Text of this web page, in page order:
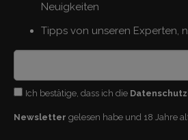
Neuigkeiten
Tipps von unseren Experten,
Ich bestätige, dass ich die
Newsletter gelesen habe und 18 Jahre